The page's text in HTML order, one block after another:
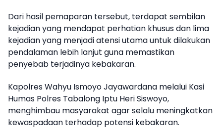
Dari hasil pemaparan tersebut, terdapat sembilan
kejadian yang mendapat perhatian khusus dan lima
kejadian yang menjadi atensi utama untuk dilakukan
pendalaman lebih lanjut guna memastikan
penyebab terjadinya kebakaran.
Kapolres Wahyu Ismoyo Jayawardana melalui Kasi
Humas Polres Tabalong Iptu Heri Siswoyo,
menghimbau masyarakat agar selalu meningkatkan
kewaspadaan terhadap potensi kebakaran.